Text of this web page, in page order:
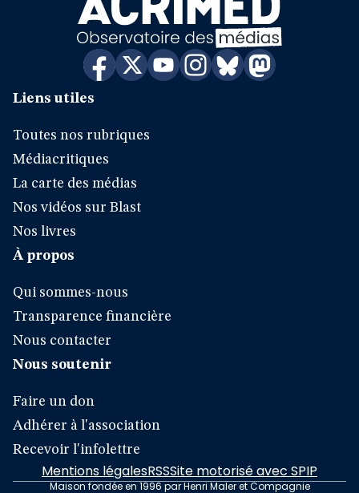
Liens utiles
Toutes nos rubriques
Médiacritiques
La carte des médias
Nos vidéos sur Blast
Nos livres
À propos
Qui sommes-nous
Transparence financière
Nous contacter
Nous soutenir
Faire un don
Adhérer à l'association
Recevoir l'infolettre
Mentions légalesRSSSite motorisé avec SPIP
Maison fondée en 1996 par Henri Maler et Compagnie